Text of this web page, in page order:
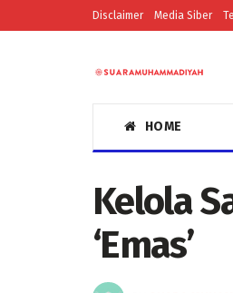
Disclaimer Media Siber
HOME
Kelola
‘Emas’